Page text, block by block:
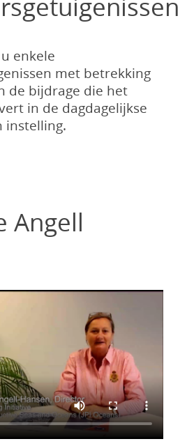
enkele
met betrekking
de bijdrage die het
in de dagdagelijkse
instelling.
Angell